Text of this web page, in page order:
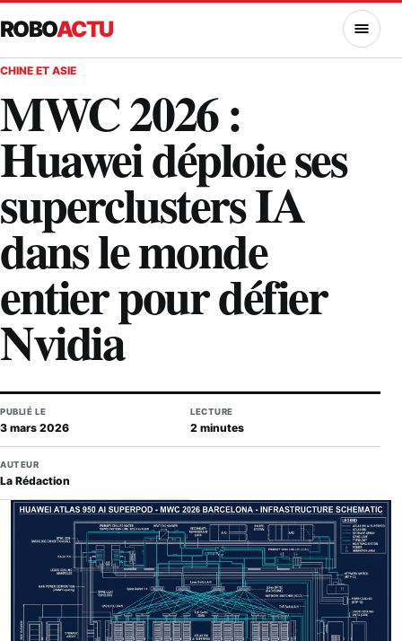
ROBOACTU MENU
CHINE ET ASIE
MWC 2026 :
Huawei déploie ses
superclusters IA
dans le monde
entier pour défier
Nvidia
PUBLIÉ LE
3 mars 2026
LECTURE
2 minutes
AUTEUR
La Rédaction